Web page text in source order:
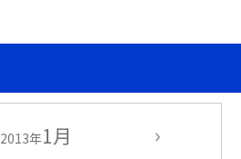
2013年1月